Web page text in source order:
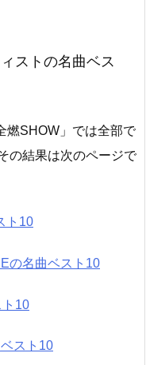
ストの名曲ベス
燃SHOW」では全部で
の結果は次のページで
ト10
の名曲ベスト10
ト10
スト10